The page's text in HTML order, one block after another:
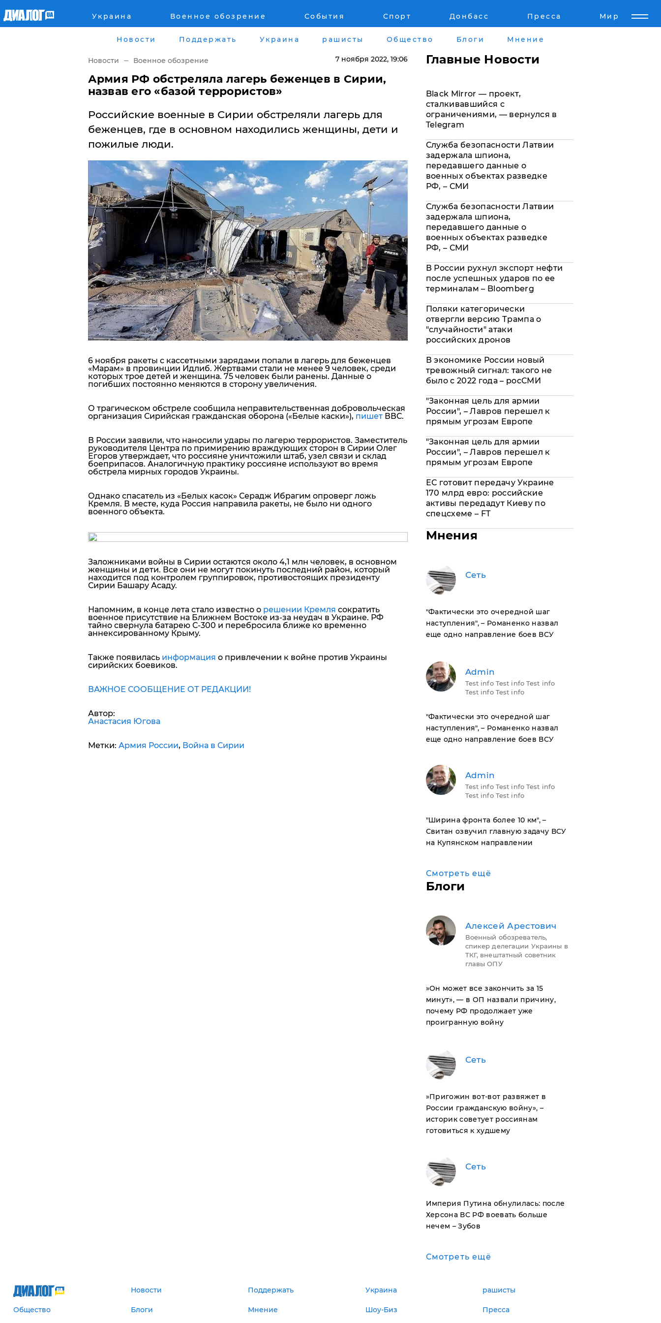
Украина Военное обозрение События Спорт Донбасс Пресса Мир
Военное обозрение
Наука и Техника
Города
Луганск
Киев
Днепр
Львов
Одесса
Война на Донбассе и в Крыму
"ЛНР"
Оккупация Крыма
Новости Крыма
Армия Украины
Лайф стайл
Помощь проекту
Стиль Диалога
Общество
Пресс-релизы
Новости Поддержать Украина рашисты Общество Блоги Мнение
Новости Военное обозрение 7 ноября 2022, 19:06
Армия РФ обстреляла лагерь беженцев в Сирии,
назвав его «базой террористов»
Российские военные в Сирии обстреляли лагерь для
беженцев, где в основном находились женщины, дети и
пожилые люди.
6 ноября ракеты с кассетными зарядами попали в лагерь для беженцев
«Марам» в провинции Идлиб. Жертвами стали не менее 9 человек, среди
которых трое детей и женщина. 75 человек были ранены. Данные о
погибших постоянно меняются в сторону увеличения.
О трагическом обстреле сообщила неправительственная добровольческая
организация Сирийская гражданская оборона («Белые каски»), пишет ВВС.
В России заявили, что наносили удары по лагерю террористов. Заместитель
руководителя Центра по примирению враждующих сторон в Сирии Олег
Егоров утверждает, что россияне уничтожили штаб, узел связи и склад
боеприпасов. Аналогичную практику россияне используют во время
обстрела мирных городов Украины.
Однако спасатель из «Белых касок» Серадж Ибрагим опроверг ложь
Кремля. В месте, куда Россия направила ракеты, не было ни одного
военного объекта.
Заложниками войны в Сирии остаются около 4,1 млн человек, в основном
женщины и дети. Все они не могут покинуть последний район, который
находится под контролем группировок, противостоящих президенту
Сирии Башару Асаду.
Напомним, в конце лета стало известно о решении Кремля сократить
военное присутствие на Ближнем Востоке из-за неудач в Украине. РФ
тайно свернула батарею С-300 и перебросила ближе ко временно
аннексированному Крыму.
Также появилась информация о привлечении к войне против Украины
сирийских боевиков.
ВАЖНОЕ СООБЩЕНИЕ ОТ РЕДАКЦИИ!
Автор:
Анастасия Югова
Метки: Армия России, Война в Сирии
Главные Новости
Black Mirror — проект,
сталкивавшийся с
ограничениями, — вернулся в
Telegram
Служба безопасности Латвии
задержала шпиона,
передавшего данные о
военных объектах разведке
РФ, – СМИ
Служба безопасности Латвии
задержала шпиона,
передавшего данные о
военных объектах разведке
РФ, – СМИ
В России рухнул экспорт нефти
после успешных ударов по ее
терминалам – Bloomberg
Поляки категорически
отвергли версию Трампа о
"случайности" атаки
российских дронов
В экономике России новый
тревожный сигнал: такого не
было с 2022 года – росСМИ
"Законная цель для армии
России", – Лавров перешел к
прямым угрозам Европе
"Законная цель для армии
России", – Лавров перешел к
прямым угрозам Европе
ЕС готовит передачу Украине
170 млрд евро: российские
активы передадут Киеву по
спецсхеме – FT
Мнения
Сеть
​"Фактически это очередной шаг
наступления", – Романенко назвал
еще одно направление боев ВСУ
Admin
Test info Test info Test info
Test info Test info
​"Фактически это очередной шаг
наступления", – Романенко назвал
еще одно направление боев ВСУ
Admin
Test info Test info Test info
Test info Test info
​"Ширина фронта более 10 км", –
Свитан озвучил главную задачу ВСУ
на Купянском направлении
Смотреть ещё
Блоги
Алексей Арестович
Военный обозреватель,
спикер делегации Украины в
ТКГ, внештатный советник
главы ОПУ
​»Он может все закончить за 15
минут», — в ОП назвали причину,
почему РФ продолжает уже
проигранную войну
Сеть
​»Пригожин вот-вот развяжет в
России гражданскую войну», –
историк советует россиянам
готовиться к худшему
Сеть
Империя Путина обнулилась: после
Херсона ВС РФ воевать больше
нечем – Зубов
Смотреть ещё
Новости Поддержать Украина рашисты
Общество Блоги Мнение Шоу-Биз Пресса